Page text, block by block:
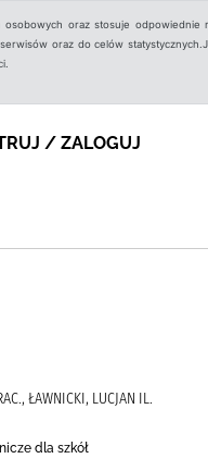
oraz stosuje odpowiednie
oraz do celów
/ ZALOGUJ
ŁAWNICKI, LUCJAN IL.
dla szkół